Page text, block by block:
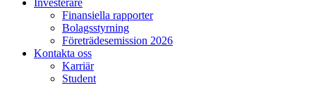
Finansiella rapporter
Bolagsstyrning
Företrädesemission 2026
Kontakta oss
Karriär
Student